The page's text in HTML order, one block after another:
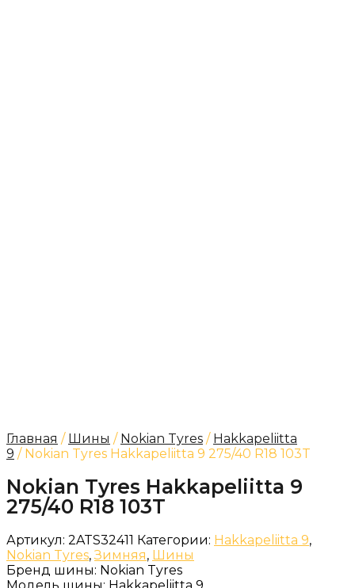
Главная / Шины / Nokian Tyres / Hakkapeliitta
9 / Nokian Tyres Hakkapeliitta 9 275/40 R18 103T
Nokian Tyres Hakkapeliitta 9
275/40 R18 103T
Артикул: 2ATS32411 Категории: Hakkapeliitta 9,
Nokian Tyres,Зимняя, Шины
Бренд шины: Nokian Tyres